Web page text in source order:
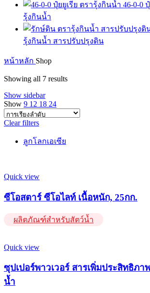
46-0-0
รุ้งกินน้ำ
รุ้งกินน้ำ สารปรับปรุงดิน
หน้าหลัก Shop
Showing all 7 results
Show sidebar
Show 9 12 18 24
Clear filters
ลูกโลกเอเซีย
Quick view
ซีโอสตาร์ ซีโอไลท์ เนื้อหนัก, 25กก.
ผลิตภัณฑ์สำหรับสัตว์น้ำ
Quick view
ซุปเปอร์พาวเวอร์ สารเพิ่มประสิทธิภ
น้ำ